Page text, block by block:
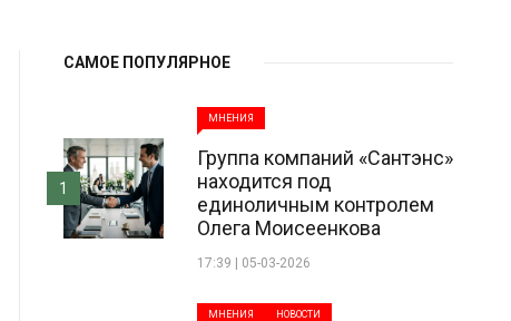
САМОЕ ПОПУЛЯРНОЕ
МНЕНИЯ
Группа компаний «Сантэнс»
находится под
единоличным контролем
Олега Моисеенкова
17:39 | 05-03-2026
1
МНЕНИЯ НОВОСТИ